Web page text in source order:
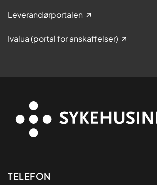
Leverandørportalen
Ivalua (portal for anskaffelser)
Kontaktinformasjon
TELEFON